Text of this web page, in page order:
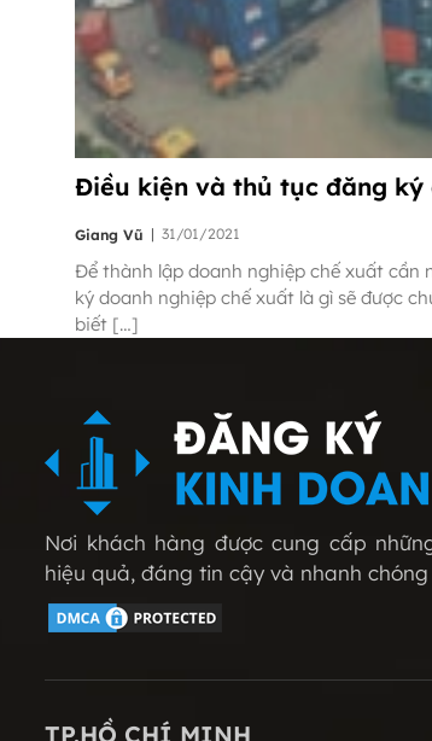
Điều kiện và thủ tục đăng ký
Giang Vũ | 31/01/2021
Để thành lập doanh nghiệp chế xuất cần
ký doanh nghiệp chế xuất là gì sẽ được
biết […]
Nơi khách hàng được cung cấp
hiệu quả, đáng tin cậy và nhanh
TP.HỒ CHÍ MINH